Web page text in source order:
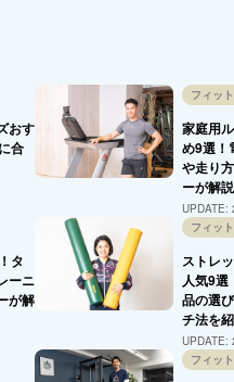
おす
合
フィッ
家庭用
め9選！
や走り
ーが解説
UPDATE:
タ
ーニ
が解
フィッ
ストレ
人気9選
品の選
チ法を
UPDATE:
フィッ